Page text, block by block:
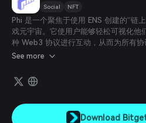
বাংলা
Español
Português (Brasil)
Español (Argentina)
Social NFT
Phi 是一个聚焦于使用 ENS 创建的“链
戏元宇宙。它使用户能够轻松可视化他
种 Web3 协议进行互动，从而为所有
的网络效应加速发展。借助 Phi，用户
链上身份的 Web3 世界。
See more
Download